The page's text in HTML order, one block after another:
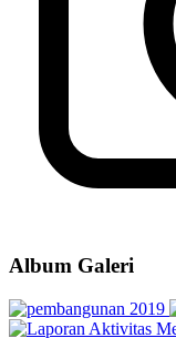
Album Galeri